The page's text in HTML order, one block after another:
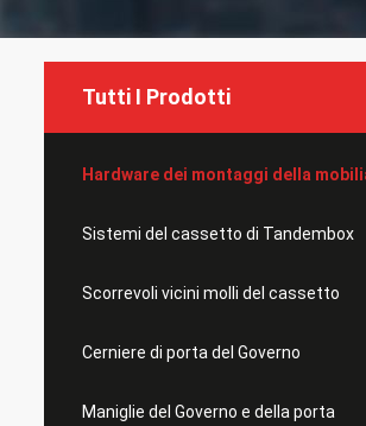
Tutti I Prodotti
Hardware dei montaggi della
Sistemi del cassetto di Tandembox
Scorrevoli vicini molli del cassetto
Cerniere di porta del Governo
Maniglie del Governo e della porta